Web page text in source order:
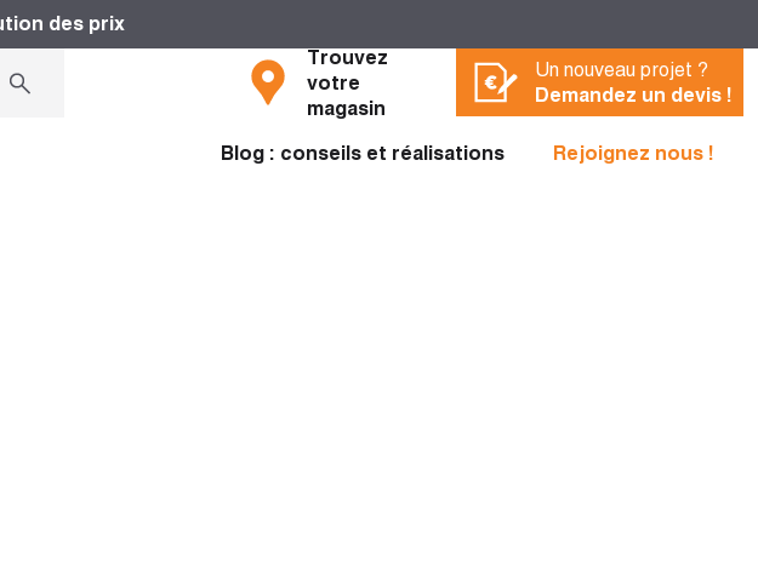
des prix
Trouvez
votre
magasin
Un nouveau projet ?
Demandez un devis !
Blog : conseils et réalisations Rejoignez nous !